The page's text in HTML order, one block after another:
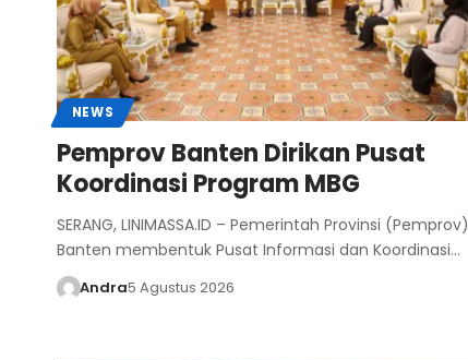
NEWS
Pemprov Banten Dirikan Pusat
Koordinasi Program MBG
SERANG, LINIMASSA.ID – Pemerintah Provinsi (Pemprov)
Banten membentuk Pusat Informasi dan Koordinasi…
Andra5 Agustus 2026